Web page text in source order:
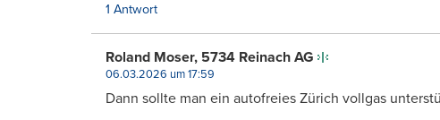
1 Antwort
Roland Moser, 5734 Reinach AG
06.03.2026 um 17:59
Dann sollte man ein autofreies Zürich vollgas